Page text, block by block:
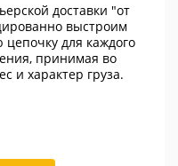
доставки "от
выстроим
для каждого
принимая во
и характер груза.